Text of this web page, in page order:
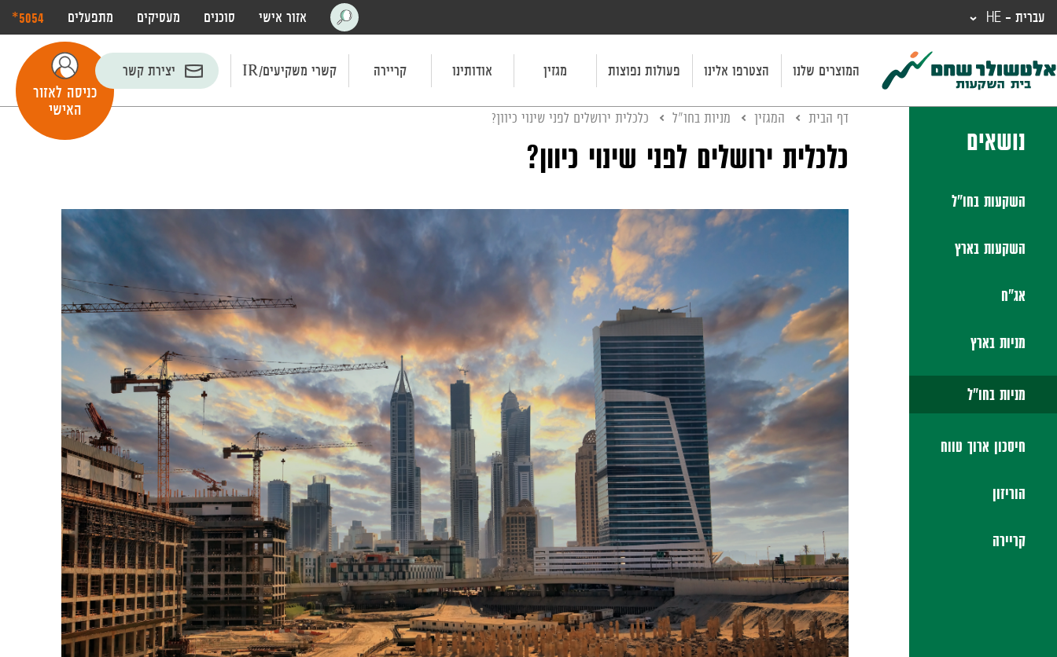
עברית - HE
פתח
אזור אישי סוכנים מעסיקים מתפעלים ‎*5054
המוצרים שלנו הצטרפו אלינו פעולות נפוצות מגזין אודותינו קריירה קשרי משקיעים/IR יצירת קשר
כניסה לאזור
האישי
נושאים
השקעות בחו"ל
השקעות בארץ
אג"ח
מניות בארץ
מניות בחו"ל
חיסכון ארוך טווח
הוריזון
קריירה
דף הבית המגזין מניות בחו"ל כלכלית ירושלים לפני שינוי כיוון?
כלכלית ירושלים לפני שינוי כיוון?